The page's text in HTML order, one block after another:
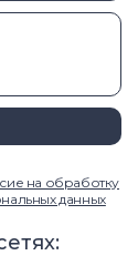
на обработку
данных